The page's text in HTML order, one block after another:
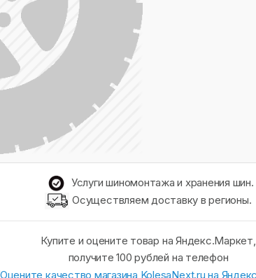
Услуги шиномонтажа и хранения шин.
Осуществляем доставку в регионы.
Купите и оцените товар на Яндекс.Маркет,
получите 100 рублей на телефон